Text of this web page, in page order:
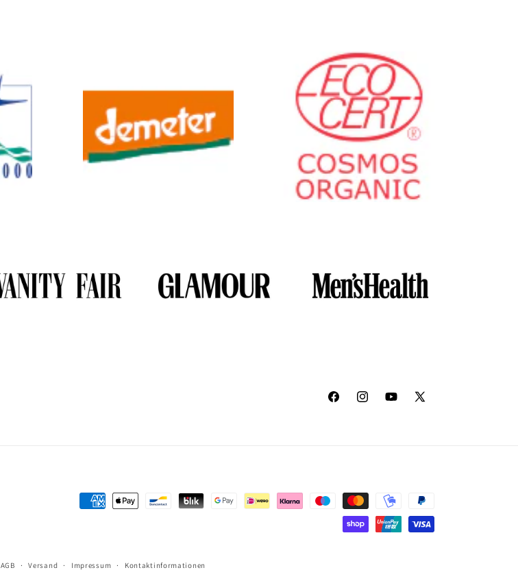
FacebookInstagramYouTube
X
Zahlungsmethoden
AGB Versand Impressum Kontaktinformationen